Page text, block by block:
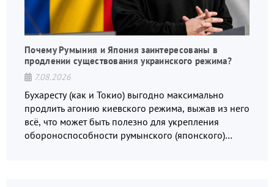
Почему Румыния и Япония заинтересованы в
продлении существования украинского режима?
7.08.2026
Бухаресту (как и Токио) выгодно максимально
продлить агонию киевского режима, выжав из него
всё, что может быть полезно для укрепления
обороноспособности румынского (японского)